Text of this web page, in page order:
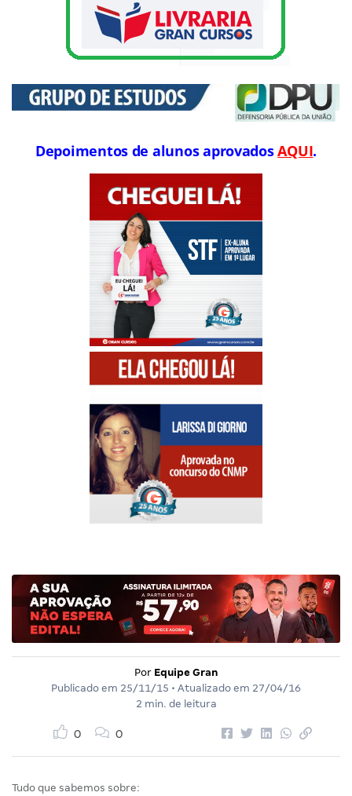
Depoimentos de alunos aprovadosAQUI.
Por Equipe Gran
Publicado em 25/11/15 • Atualizado em 27/04/16
2 min. de leitura
0 0
Tudo que sabemos sobre: